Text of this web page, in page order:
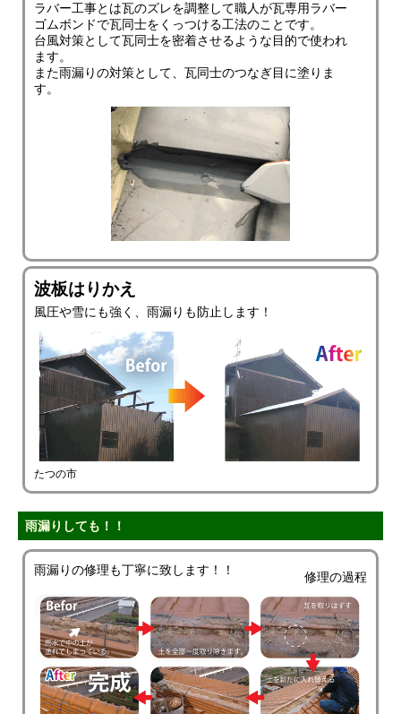
ラバー工事とは瓦のズレを調整して職人が瓦専用ラバー
ゴムボンドで瓦同士をくっつける工法のことです。
台風対策として瓦同士を密着させるような目的で使われ
ます。
また雨漏りの対策として、瓦同士のつなぎ目に塗りま
す。
波板はりかえ
風圧や雪にも強く、雨漏りも防止します！
たつの市
雨漏りしても！！
雨漏りの修理も丁寧に致します！！ 修理の過程